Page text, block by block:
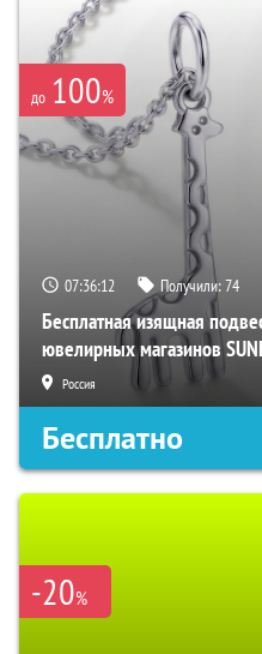
до 100%
07:36:11 Получили:74
Бесплатная изящная
ювелирных магазинов
Россия
Бесплатно
-20%